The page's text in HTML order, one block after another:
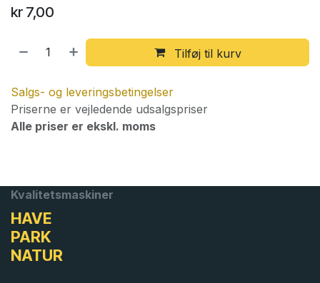
kr 7,00
Tilføj til kurv
Salgs- og leveringsbetingelser
Priserne er vejledende udsalgspriser
Alle priser er ekskl. moms
Kvalitetsmaskiner
HAVE
PARK
NATUR